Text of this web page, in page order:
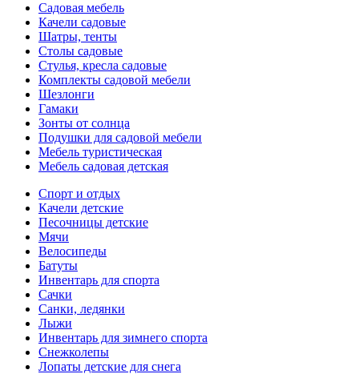
Садовая мебель
Качели садовые
Шатры, тенты
Столы садовые
Стулья, кресла садовые
Комплекты садовой мебели
Шезлонги
Гамаки
Зонты от солнца
Подушки для садовой мебели
Мебель туристическая
Мебель садовая детская
Спорт и отдых
Качели детские
Песочницы детские
Мячи
Велосипеды
Батуты
Инвентарь для спорта
Сачки
Санки, ледянки
Лыжи
Инвентарь для зимнего спорта
Снежколепы
Лопаты детские для снега